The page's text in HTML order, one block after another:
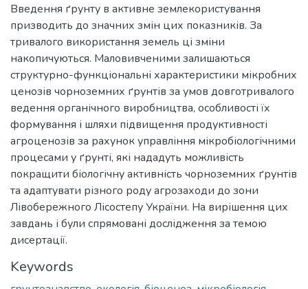
Введення ґрунту в активне землекористування
призводить до значних змін цих показників. За
тривалого використання земель ці зміни
накопичуються. Маловивченими залишаються
структурно-функціональні характеристики мікробних
ценозів чорноземних ґрунтів за умов довготривалого
ведення органічного виробництва, особливості їх
формування і шляхи підвищення продуктивності
агроценозів за рахунок управління мікробіологічними
процесами у ґрунті, які нададуть можливість
покращити біологічну активність чорноземних ґрунтів
та адаптувати різного роду агрозаходи до зони
Лівобережного Лісостепу України. На вирішення цих
завдань і були спрямовані дослідження за темою
дисертації.
Keywords